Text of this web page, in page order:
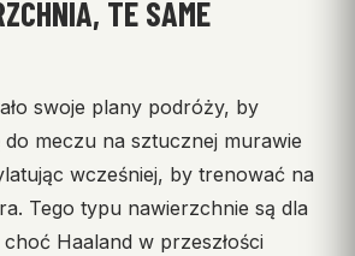
TE SAME
swoje plany podróży, by
meczu na sztucznej murawie
wcześniej, by trenować na
Tego typu nawierzchnie są dla
Haaland w przeszłości